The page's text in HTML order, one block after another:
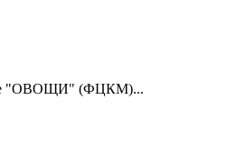
теме "ОВОЩИ" (ФЦКМ)...